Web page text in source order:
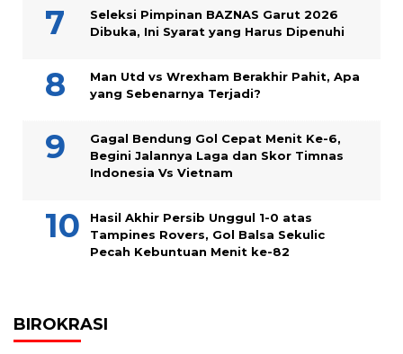
Seleksi Pimpinan BAZNAS Garut 2026
Dibuka, Ini Syarat yang Harus Dipenuhi
Man Utd vs Wrexham Berakhir Pahit, Apa
yang Sebenarnya Terjadi?
Gagal Bendung Gol Cepat Menit Ke-6,
Begini Jalannya Laga dan Skor Timnas
Indonesia Vs Vietnam
Hasil Akhir Persib Unggul 1-0 atas
Tampines Rovers, Gol Balsa Sekulic
Pecah Kebuntuan Menit ke-82
BIROKRASI